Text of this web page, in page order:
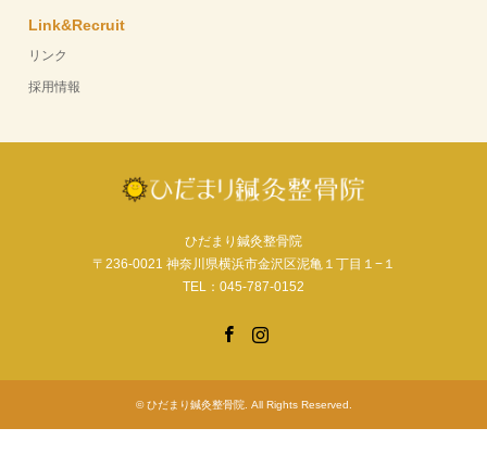
Link&Recruit
リンク
採用情報
ひだまり鍼灸整骨院
〒236-0021 神奈川県横浜市金沢区泥亀１丁目１−１
TEL：045-787-0152
©ひだまり鍼灸整骨院. All Rights Reserved.